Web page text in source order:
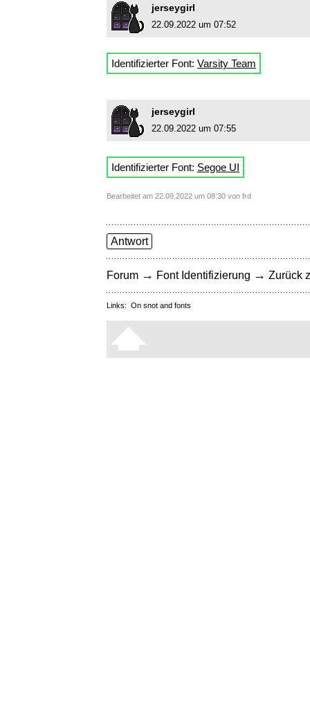
jerseygirl
22.09.2022 um 07:52
Identifizierter Font: Varsity Team
jerseygirl
22.09.2022 um 07:55
Identifizierter Font: Segoe UI
Bearbeitet am 22.09.2022 um 08:30 von frd
Antwort
Forum → Font Identifizierung → Zurück
Links: On snot and fonts